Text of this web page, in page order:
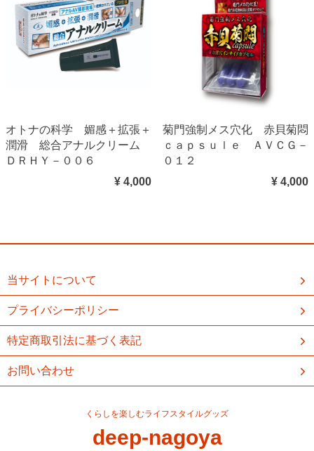
オトナの科学 媚感＋拡張＋
潤滑 総合アナルクリーム
ＤＲＨＹ－００６
¥ 4,000
菊門強制メス穴化 赤貝菊悶
ｃａｐｓｕｌｅ ＡＶＣＧ－
０１２
¥ 4,000
当サイトについて
プライバシーポリシー
特定商取引法に基づく表記
お問い合わせ
くらしを楽しむライフスタイルグッズ
deep-nagoya